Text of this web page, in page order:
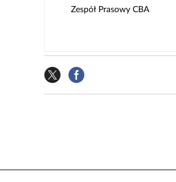
Zespół Prasowy CBA